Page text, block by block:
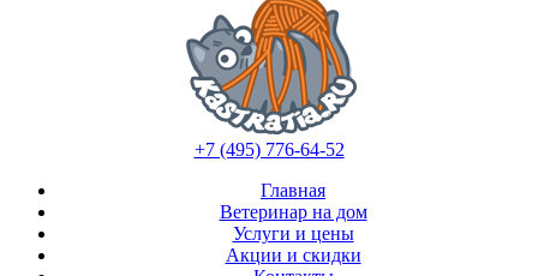
+7 (495) 776-64-52
Главная
Ветеринар на дом
Услуги и цены
Акции и скидки